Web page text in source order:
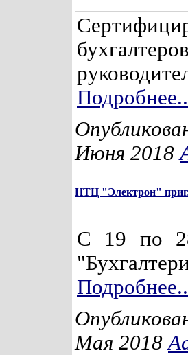
Июня 2018
НТЦ "Электрон"
С 19 по
Мая 2018